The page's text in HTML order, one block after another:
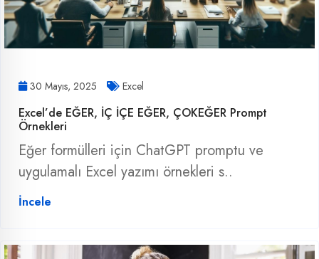
30 Mayıs, 2025 Excel
Excel’de EĞER, İÇ İÇE EĞER, ÇOKEĞER Prompt
Örnekleri
Eğer formülleri için ChatGPT promptu ve
uygulamalı Excel yazımı örnekleri s..
İncele